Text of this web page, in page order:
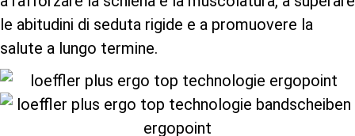
le abitudini di seduta rigide e a promuovere la
salute a lungo termine.